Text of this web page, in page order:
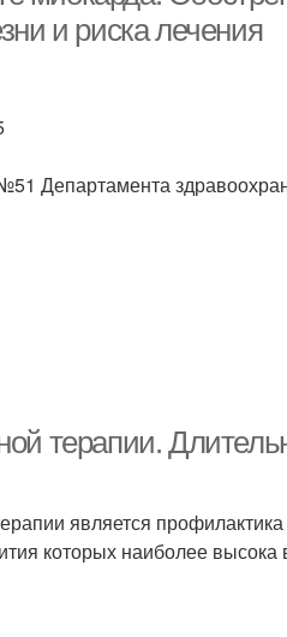
и риска лечения
Департамента
терапии.
является
которых наиболее